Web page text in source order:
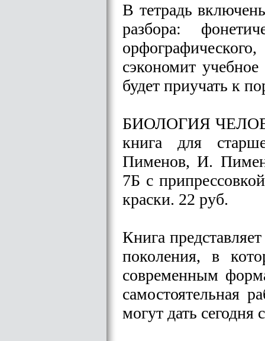
В тетрадь
разбора:
сэкономит
будет приучать к
БИОЛОГИЯ
книга для
Пименов, И.
7Б с
краски. 22 руб.
Книга
поколения, в
современным
самостоятельная
могут дать